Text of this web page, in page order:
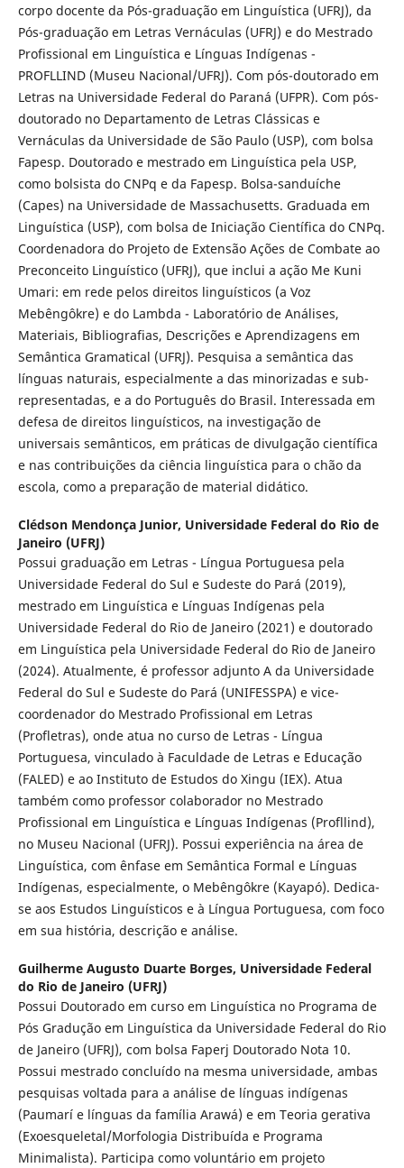
corpo docente da Pós-graduação em Linguística (UFRJ), da
Pós-graduação em Letras Vernáculas (UFRJ) e do Mestrado
Profissional em Linguística e Línguas Indígenas -
PROFLLIND (Museu Nacional/UFRJ). Com pós-doutorado em
Letras na Universidade Federal do Paraná (UFPR). Com pós-
doutorado no Departamento de Letras Clássicas e
Vernáculas da Universidade de São Paulo (USP), com bolsa
Fapesp. Doutorado e mestrado em Linguística pela USP,
como bolsista do CNPq e da Fapesp. Bolsa-sanduíche
(Capes) na Universidade de Massachusetts. Graduada em
Linguística (USP), com bolsa de Iniciação Científica do CNPq.
Coordenadora do Projeto de Extensão Ações de Combate ao
Preconceito Linguístico (UFRJ), que inclui a ação Me Kuni
Umari: em rede pelos direitos linguísticos (a Voz
Mebêngôkre) e do Lambda - Laboratório de Análises,
Materiais, Bibliografias, Descrições e Aprendizagens em
Semântica Gramatical (UFRJ). Pesquisa a semântica das
línguas naturais, especialmente a das minorizadas e sub-
representadas, e a do Português do Brasil. Interessada em
defesa de direitos linguísticos, na investigação de
universais semânticos, em práticas de divulgação científica
e nas contribuições da ciência linguística para o chão da
escola, como a preparação de material didático.
Clédson Mendonça Junior, Universidade Federal do Rio de
Janeiro (UFRJ)
Possui graduação em Letras - Língua Portuguesa pela
Universidade Federal do Sul e Sudeste do Pará (2019),
mestrado em Linguística e Línguas Indígenas pela
Universidade Federal do Rio de Janeiro (2021) e doutorado
em Linguística pela Universidade Federal do Rio de Janeiro
(2024). Atualmente, é professor adjunto A da Universidade
Federal do Sul e Sudeste do Pará (UNIFESSPA) e vice-
coordenador do Mestrado Profissional em Letras
(Profletras), onde atua no curso de Letras - Língua
Portuguesa, vinculado à Faculdade de Letras e Educação
(FALED) e ao Instituto de Estudos do Xingu (IEX). Atua
também como professor colaborador no Mestrado
Profissional em Linguística e Línguas Indígenas (Profllind),
no Museu Nacional (UFRJ). Possui experiência na área de
Linguística, com ênfase em Semântica Formal e Línguas
Indígenas, especialmente, o Mebêngôkre (Kayapó). Dedica-
se aos Estudos Linguísticos e à Língua Portuguesa, com foco
em sua história, descrição e análise.
Guilherme Augusto Duarte Borges, Universidade Federal
do Rio de Janeiro (UFRJ)
Possui Doutorado em curso em Linguística no Programa de
Pós Gradução em Linguística da Universidade Federal do Rio
de Janeiro (UFRJ), com bolsa Faperj Doutorado Nota 10.
Possui mestrado concluído na mesma universidade, ambas
pesquisas voltada para a análise de línguas indígenas
(Paumarí e línguas da família Arawá) e em Teoria gerativa
(Exoesqueletal/Morfologia Distribuída e Programa
Minimalista). Participa como voluntário em projeto